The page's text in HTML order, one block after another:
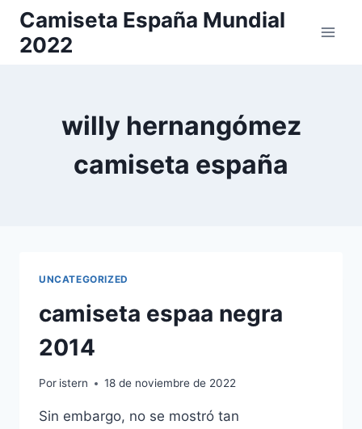
Saltar
contenido
Camiseta España Mundial
2022
willy hernangómez
camiseta españa
UNCATEGORIZED
camiseta espaa negra
2014
Por istern 18 de noviembre de 2022
Sin embargo, no se mostró tan